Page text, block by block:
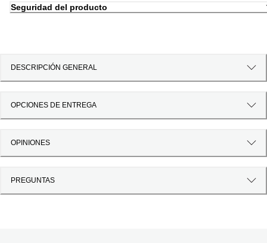
Seguridad del producto
DESCRIPCIÓN GENERAL
OPCIONES DE ENTREGA
OPINIONES
PREGUNTAS